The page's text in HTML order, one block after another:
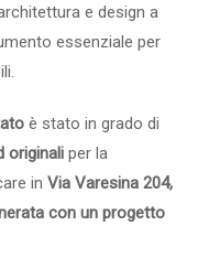
e design a
essenziale per
è stato in grado di
originali per la
in Via Varesina 204,
con un progetto